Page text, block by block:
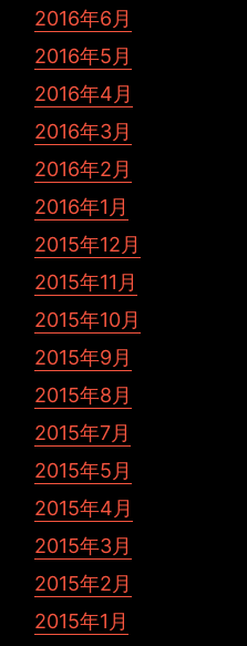
2016年6月
2016年5月
2016年4月
2016年3月
2016年2月
2016年1月
2015年12月
2015年11月
2015年10月
2015年9月
2015年8月
2015年7月
2015年5月
2015年4月
2015年3月
2015年2月
2015年1月